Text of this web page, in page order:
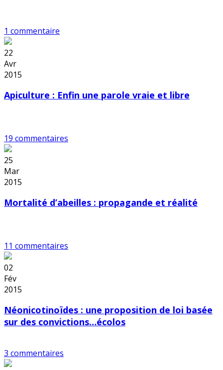
1 commentaire
22
Avr
2015
Apiculture : Enfin une parole vraie et libre
19 commentaires
25
Mar
2015
Mortalité d’abeilles : propagande et réalité
11 commentaires
02
Fév
2015
Néonicotinoïdes : une proposition de loi basée
sur des convictions…écolos
3 commentaires